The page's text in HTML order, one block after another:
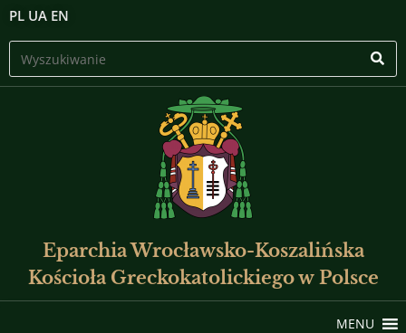
PL UA EN
Eparchia Wrocławsko-Koszalińska
Kościoła Greckokatolickiego w Polsce
MENU